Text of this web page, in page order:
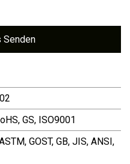
Senden
GS, ISO9001
GOST, GB, JIS, ANSI,